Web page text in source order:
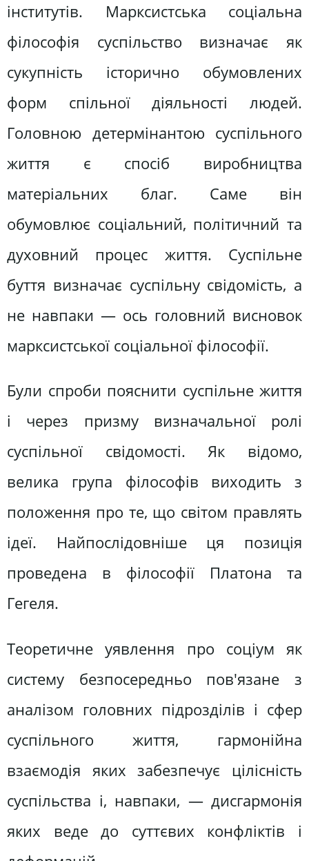
інститутів. Марксистська соціальна
філософія суспільство визначає як
сукупність історично обумовлених
форм спільної діяльності людей.
Головною детермінантою суспільного
життя є спосіб виробництва
матеріальних благ. Саме він
обумовлює соціальний, політичний та
духовний процес життя. Суспільне
буття визначає суспільну свідомість, а
не навпаки — ось головний висновок
марксистської соціальної філософії.
Були спроби пояснити суспільне життя
і через призму визначальної ролі
суспільної свідомості. Як відомо,
велика група філософів виходить з
положення про те, що світом правлять
ідеї. Найпослідовніше ця позиція
проведена в філософії Платона та
Гегеля.
Теоретичне уявлення про соціум як
систему безпосередньо пов'язане з
аналізом головних підрозділів і сфер
суспільного життя, гармонійна
взаємодія яких забезпечує цілісність
суспільства і, навпаки, — дисгармонія
яких веде до суттєвих конфліктів і